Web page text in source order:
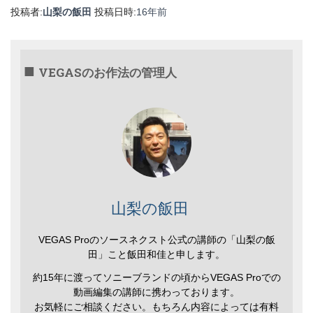
投稿者:山梨の飯田 投稿日時:16年前
VEGASのお作法の管理人
山梨の飯田
VEGAS Proのソースネクスト公式の講師の「山梨の飯
田」こと飯田和佳と申します。
約15年に渡ってソニーブランドの頃からVEGAS Proでの
動画編集の講師に携わっております。
お気軽にご相談ください。もちろん内容によっては有料